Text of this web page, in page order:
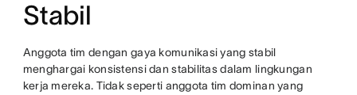
Stabil
Anggota tim dengan gaya komunikasi yang stabil
menghargai konsistensi dan stabilitas dalam lingkungan
kerja mereka. Tidak seperti anggota tim dominan yang